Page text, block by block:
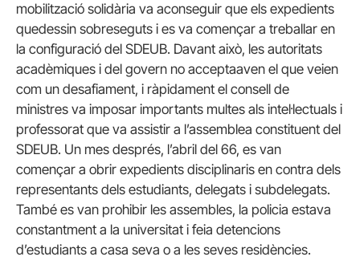
mobilització solidària va aconseguir que els expedients
quedessin sobreseguts i es va començar a treballar en
la configuració del SDEUB. Davant això, les autoritats
acadèmiques i del govern no acceptaaven el que veien
com un desafiament, i ràpidament el consell de
ministres va imposar importants multes als intel·lectuals i
professorat que va assistir a l’assemblea constituent del
SDEUB. Un mes després, l’abril del 66, es van
començar a obrir expedients disciplinaris en contra dels
representants dels estudiants, delegats i subdelegats.
També es van prohibir les assembles, la policia estava
constantment a la universitat i feia detencions
d’estudiants a casa seva o a les seves residències.